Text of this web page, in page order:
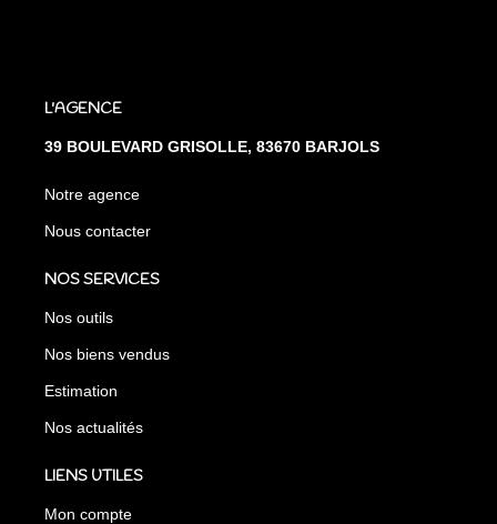
L'AGENCE
39 BOULEVARD GRISOLLE, 83670 BARJOLS
Notre agence
Nous contacter
NOS SERVICES
Nos outils
Nos biens vendus
Estimation
Nos actualités
LIENS UTILES
Mon compte